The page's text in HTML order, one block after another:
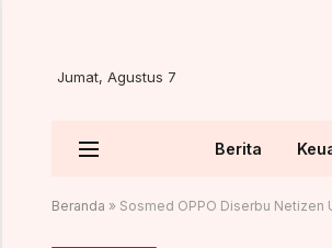
Jumat, Agustus 7
Berita
Beranda » Sosmed OPPO Diserbu Netizen